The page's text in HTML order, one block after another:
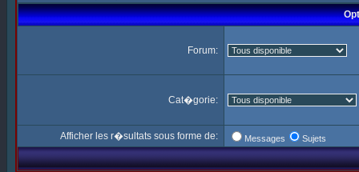
Forum:
Cat�gorie:
Afficher les r�sultats sous forme de: Messages Sujets